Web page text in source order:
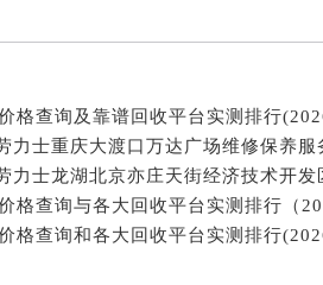
力士重庆大渡口万达广场维修保养服